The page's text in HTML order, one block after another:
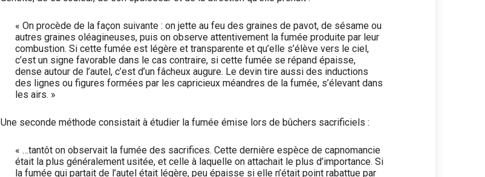
« On procède de la façon suivante : on jette au feu des graines de pavot, de sésame ou
autres graines oléagineuses, puis on observe attentivement la fumée produite par leur
combustion. Si cette fumée est légère et transparente et qu’elle s’élève vers le ciel,
c’est un signe favorable dans le cas contraire, si cette fumée se répand épaisse,
dense autour de l’autel, c’est d’un fâcheux augure. Le devin tire aussi des inductions
des lignes ou figures formées par les capricieux méandres de la fumée, s’élevant dans
les airs. »
Une seconde méthode consistait à étudier la fumée émise lors de bûchers sacrificiels :
« …tantôt on observait la fumée des sacrifices. Cette dernière espèce de capnomancie
était la plus généralement usitée, et celle à laquelle on attachait le plus d’importance. Si
la fumée qui partait de l’autel était légère, peu épaisse si elle n’était point rabattue par